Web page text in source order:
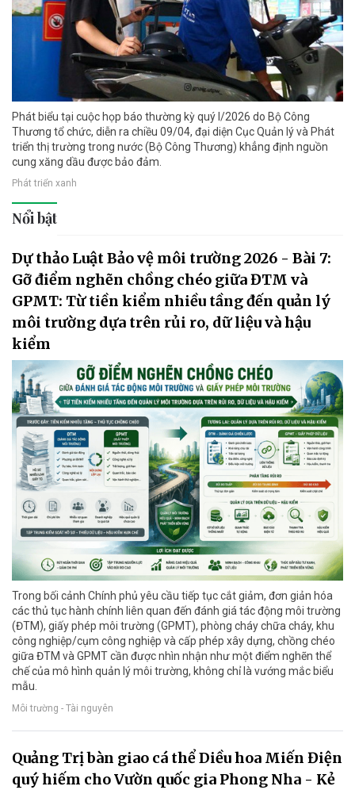
Phát biểu tại cuộc họp báo thường kỳ quý I/2026 do Bộ Công
Thương tổ chức, diễn ra chiều 09/04, đại diện Cục Quản lý và Phát
triển thị trường trong nước (Bộ Công Thương) khẳng định nguồn
cung xăng dầu được bảo đảm.
Phát triển xanh
Nổi bật
Dự thảo Luật Bảo vệ môi trường 2026 - Bài 7:
Gỡ điểm nghẽn chồng chéo giữa ĐTM và
GPMT: Từ tiền kiểm nhiều tầng đến quản lý
môi trường dựa trên rủi ro, dữ liệu và hậu
kiểm
Trong bối cảnh Chính phủ yêu cầu tiếp tục cắt giảm, đơn giản hóa
các thủ tục hành chính liên quan đến đánh giá tác động môi trường
(ĐTM), giấy phép môi trường (GPMT), phòng cháy chữa cháy, khu
công nghiệp/cụm công nghiệp và cấp phép xây dựng, chồng chéo
giữa ĐTM và GPMT cần được nhìn nhận như một điểm nghẽn thể
chế của mô hình quản lý môi trường, không chỉ là vướng mắc biểu
mẫu.
Môi trường - Tài nguyên
Quảng Trị bàn giao cá thể Diều hoa Miến Điện
quý hiếm cho Vườn quốc gia Phong Nha - Kẻ